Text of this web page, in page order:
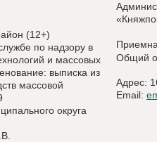
(12+)
по надзору в
и массовых
выписка из
массовой
округа
Общий
Адрес:
Email: